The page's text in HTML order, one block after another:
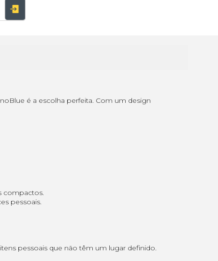
é a escolha perfeita. Com um design
compactos.
pessoais.
pessoais que não têm um lugar definido.